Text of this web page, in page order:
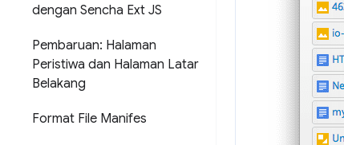
dengan Sencha Ext JS
Pembaruan: Halaman
Peristiwa dan Halaman Latar
Belakang
Format File Manifes